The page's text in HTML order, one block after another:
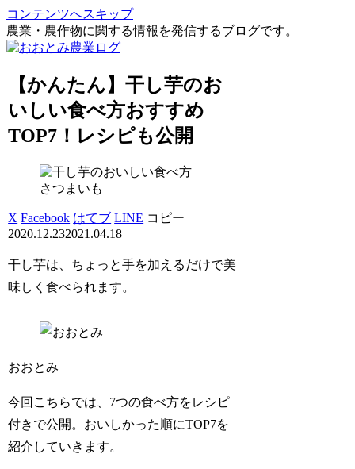
コンテンツへスキップ
農業・農作物に関する情報を発信するブログです。
【かんたん】干し芋のお
いしい食べ方おすすめ
TOP7！レシピも公開
さつまいも
X Facebook はてブ LINE コピー
2020.12.232021.04.18
干し芋は、ちょっと手を加えるだけで美
味しく食べられます。
おおとみ
今回こちらでは、7つの食べ方をレシピ
付きで公開。おいしかった順にTOP7を
紹介していきます。